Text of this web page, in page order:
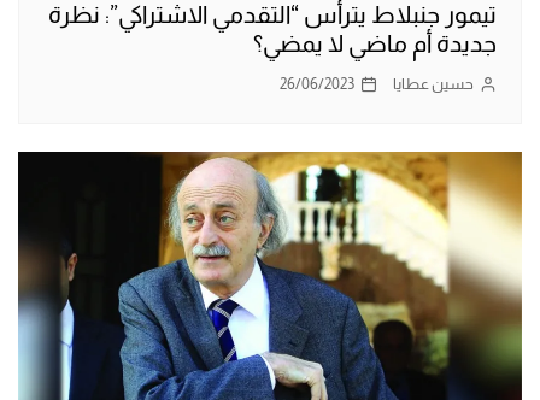
تيمور جنبلاط يترأس “التقدمي الاشتراكي”: نظرة
جديدة أم ماضي لا يمضي؟
حسين عطايا 26/06/2023